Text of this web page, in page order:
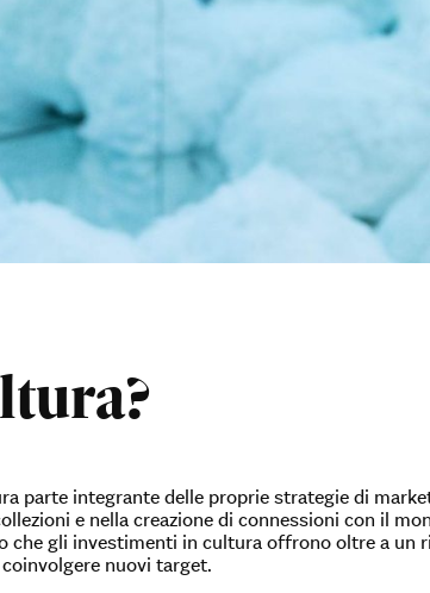
parte integrante delle proprie strategie di
e nella creazione di connessioni con il
gli investimenti in cultura offrono oltre a un
nuovi target.